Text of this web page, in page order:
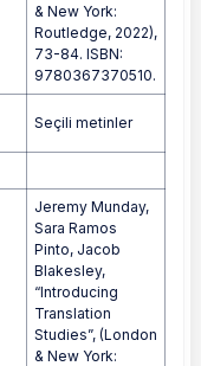
& New York:
Routledge, 2022),
73-84. ISBN:
9780367370510.
Seçili metinler
Jeremy Munday,
Sara Ramos
Pinto, Jacob
Blakesley,
“Introducing
Translation
Studies”, (London
& New York: